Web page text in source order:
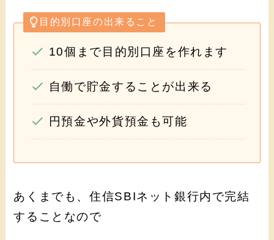
目的別口座の出来ること
10個まで目的別口座を作れます
自働で貯金することが出来る
円預金や外貨預金も可能
あくまでも、住信SBIネット銀行内で完結
することなので